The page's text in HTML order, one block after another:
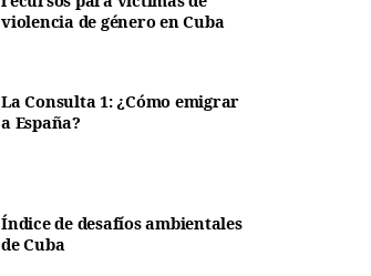
violencia de género en Cuba
La Consulta 1: ¿Cómo emigrar
a España?
Índice de desafíos ambientales
de Cuba